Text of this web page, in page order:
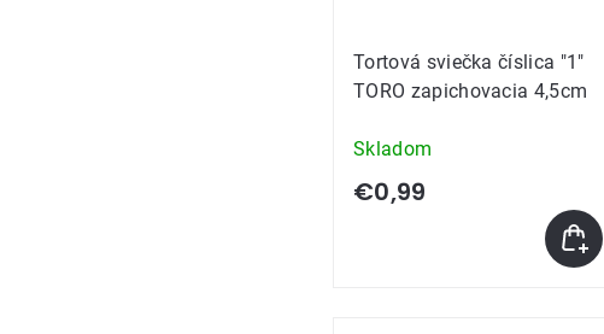
Tortová sviečka číslica "1"
TORO zapichovacia 4,5cm
Skladom
€0,99